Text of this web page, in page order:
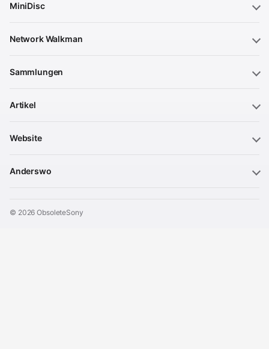
MiniDisc
Network Walkman
Sammlungen
Artikel
Website
Anderswo
© 2026 ObsoleteSony